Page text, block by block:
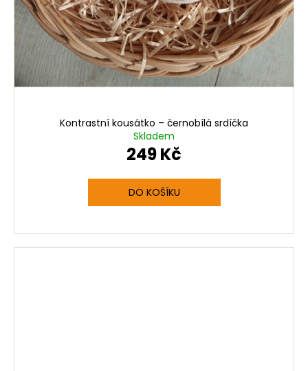
Kontrastní kousátko – černobílá srdíčka
Skladem
249 Kč
DO KOŠÍKU